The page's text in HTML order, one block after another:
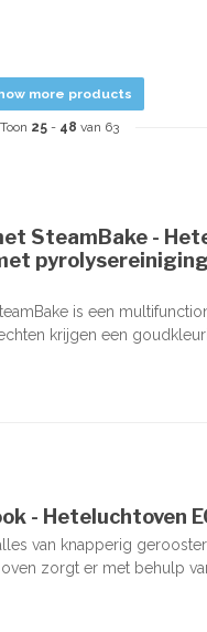
more products
Toon 25 - 48 van 63
SteamBake -
pyrolysereiniging
is een
krijgen een
- Heteluchtoven
van knapperig
zorgt er met behulp van